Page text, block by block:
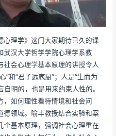
理学》这门大家期待已久的课
武汉大学哲学学院心理学系教
会心理学基本原理的讲授令人
”和“君子远庖厨”；人是“生而为
自明的，也是用来约束人性的。
，如何理性看待情境和社会问
领域。喻丰教授结合实验和案
基本原理，强调社会心理重在